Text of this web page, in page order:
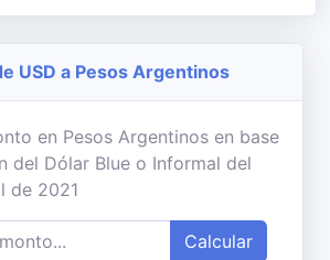
USD a Pesos Argentinos
en Pesos Argentinos en base
del Dólar Blue o Informal del
de 2021
Calcular